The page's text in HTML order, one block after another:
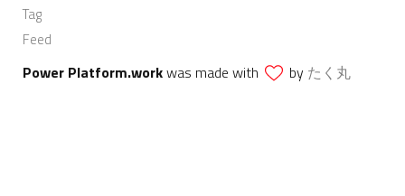
Tag
Feed
Power Platform.workwas made with by たく丸